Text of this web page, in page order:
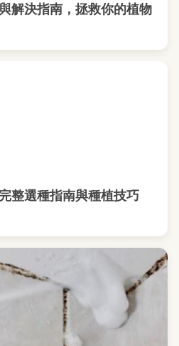
解決指南，拯救你的植物
整選種指南與種植技巧